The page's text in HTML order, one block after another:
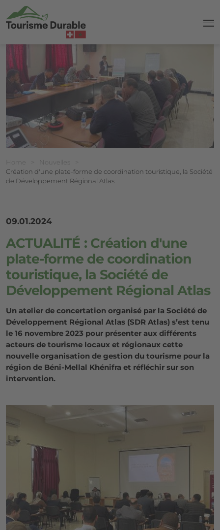
Breadcrumb
Vous êtes ici:
Home Nouvelles
Création d'une plate-forme de coordination touristique, la Société
de Développement Régional Atlas
09.01.2024
ACTUALITÉ : Création d'une
plate-forme de coordination
touristique, la Société de
Développement Régional Atlas
Un atelier de concertation organisé par la Société de
Développement Régional Atlas (SDR Atlas) s’est tenu
le 16 novembre 2023 pour présenter aux différents
acteurs de tourisme locaux et régionaux cette
nouvelle organisation de gestion du tourisme pour la
région de Béni-Mellal Khénifra et réfléchir sur son
intervention.